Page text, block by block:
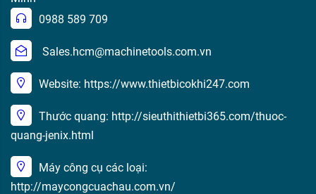
0988 589 709
Sales.hcm@machinetools.com.vn
Website: https://www.thietbicokhi247.com
Thước quang: http://sieuthithietbi365.com/thuoc-
quang-jenix.html
Máy công cụ các loại:
http://maycongcuachau.com.vn/